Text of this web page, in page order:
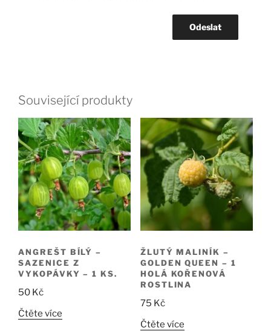
Související produkty
ANGREŠT BÍLÝ –
SAZENICE Z
VYKOPÁVKY – 1 KS.
50 Kč
Čtěte více
ŽLUTÝ MALINÍK –
GOLDEN QUEEN – 1
HOLÁ KOŘENOVÁ
ROSTLINA
75 Kč
Čtěte více